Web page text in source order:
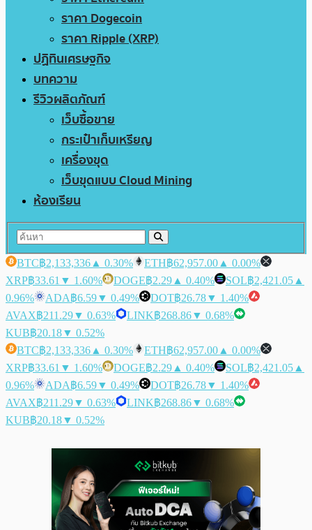
ราคา Dogecoin
ราคา Ripple (XRP)
ปฏิทินเศรษฐกิจ
บทความ
รีวิวผลิตภัณฑ์
เว็บซื้อขาย
กระเป๋าเก็บเหรียญ
เครื่องขุด
เว็บขุดแบบ Cloud Mining
ห้องเรียน
BTC฿2,133,336 ▲ 0.30% ETH฿62,957.00 ▲ 0.00%
XRP฿33.61 ▼ 1.60% DOGE฿2.29 ▲ 0.40% SOL฿2,421.05 ▲
0.96%
ADA฿6.59▼ 0.49% DOT฿26.78▼ 1.40%
AVAX฿211.29▼ 0.63% LINK฿268.86▼ 0.68%
KUB฿20.18▼ 0.52%
BTC฿2,133,336 ▲ 0.30% ETH฿62,957.00 ▲ 0.00%
XRP฿33.61 ▼ 1.60% DOGE฿2.29 ▲ 0.40% SOL฿2,421.05 ▲
0.96%
ADA฿6.59▼ 0.49% DOT฿26.78▼ 1.40%
AVAX฿211.29▼ 0.63% LINK฿268.86▼ 0.68%
KUB฿20.18▼ 0.52%